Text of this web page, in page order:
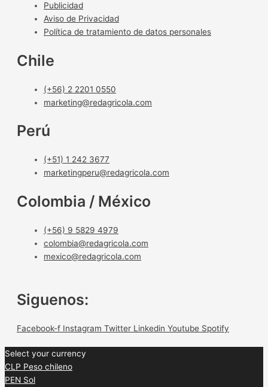
Publicidad
Aviso de Privacidad
Política de tratamiento de datos personales
Chile
(+56) 2 2201 0550
marketing@redagricola.com
Perú
(+51) 1 242 3677
marketingperu@redagricola.com
Colombia / México
(+56) 9 5829 4979
colombia@redagricola.com
mexico@redagricola.com
Siguenos:
Facebook-f Instagram Twitter Linkedin Youtube Spotify
Select your currency
CLP Peso chileno
PEN Sol